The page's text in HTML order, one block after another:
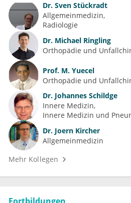
Dr. Sven Stückradt
Allgemeinmedizin
Radiologie
Dr. Michael Ringling
Orthopädie und
Prof. M. Yuecel
Orthopädie und
Dr. Johannes Schildge
Innere Medizin
Innere Medizin und
Dr. Joern Kircher
Allgemeinmedizin
Mehr Kollegen